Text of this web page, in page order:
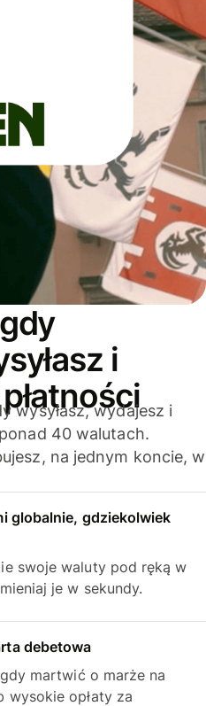
i
wysyłasz, wydajesz i
40 walutach.
na jednym koncie, w
globalnie, gdziekolwiek
swoje waluty pod ręką w
je w sekundy.
debetowa
martwić o marże na
wysokie opłaty za